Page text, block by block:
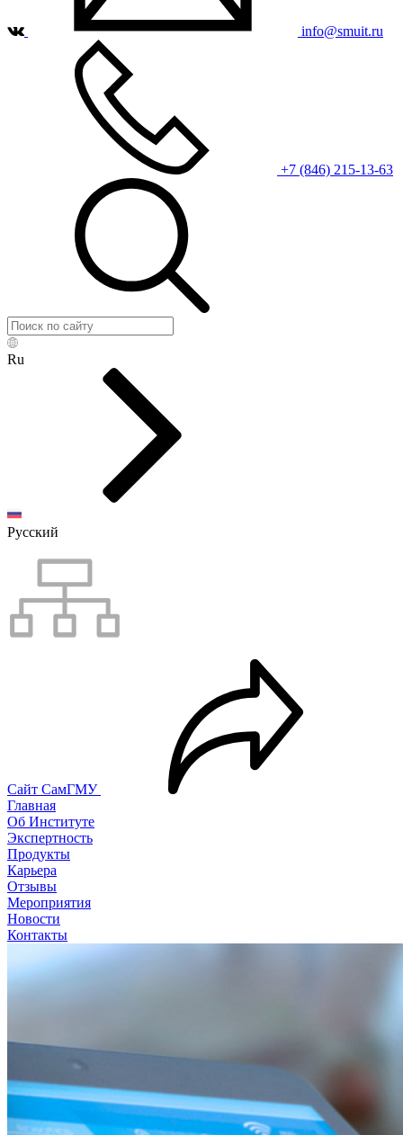
info@smuit.ru
+7 (846) 215-13-63
Ru
Русский
Сайт СамГМУ
Главная
Об Институте
Экспертность
Продукты
Карьера
Отзывы
Мероприятия
Новости
Контакты